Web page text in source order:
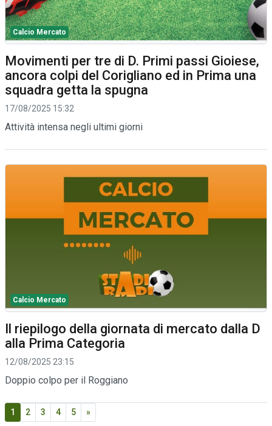
Calcio Mercato
Movimenti per tre di D. Primi passi Gioiese,
ancora colpi del Corigliano ed in Prima una
squadra getta la spugna
17/08/2025 15:32
Attività intensa negli ultimi giorni
Calcio Mercato
Il riepilogo della giornata di mercato dalla D
alla Prima Categoria
12/08/2025 23:15
Doppio colpo per il Roggiano
1 2 3 4 5 »